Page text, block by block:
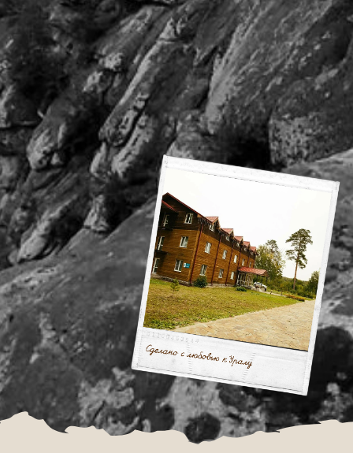
Разработка сайта
Номер записи в Едином реестре объектов классификации:
С002025010702